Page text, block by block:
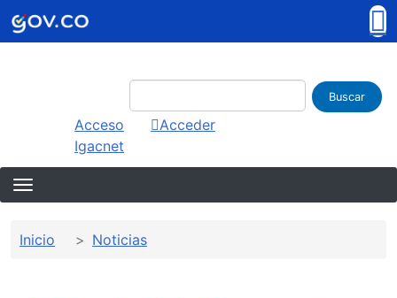
Pasar al contenido principal
Buscar
Acceso Igacnet Acceder
Sobrescribir enlaces de ayuda a la
Inicio Noticias